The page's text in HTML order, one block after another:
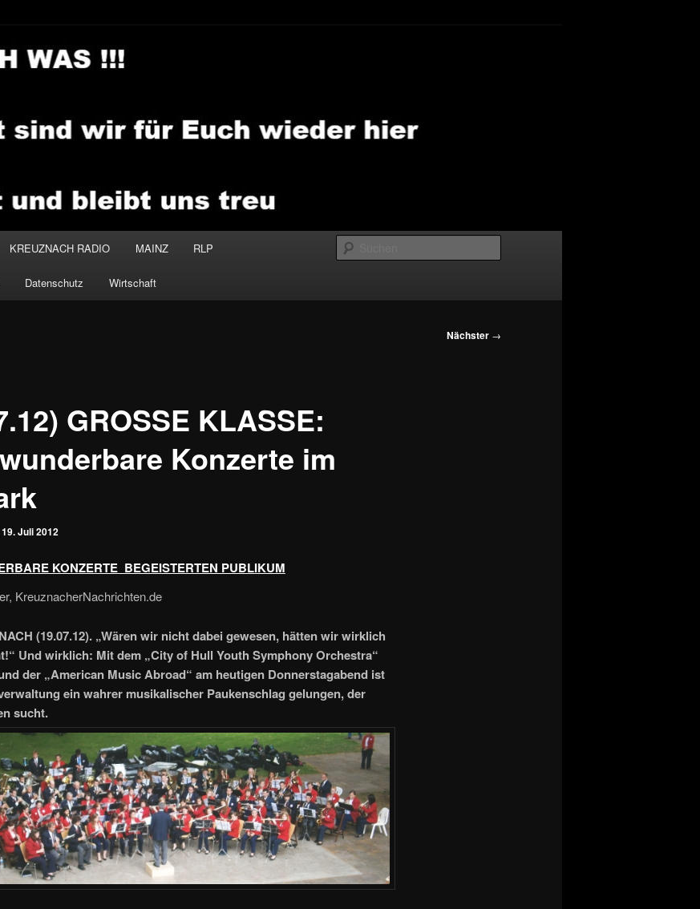
KREUZNACH RADIO MAINZ RLP
Datenschutz Wirtschaft
Nächster →
GROSSE KLASSE:
Konzerte im
19. Juli 2012
KONZERTE BEGEISTERTEN PUBLIKUM
KreuznacherNachrichten.de
(19.07.12). „Wären wir nicht dabei gewesen, hätten wir wirklich
Und wirklich: Mit dem „City of Hull Youth Symphony Orchestra“
der „American Music Abroad“ am heutigen Donnerstagabend ist
ein wahrer musikalischer Paukenschlag gelungen, der
sucht.